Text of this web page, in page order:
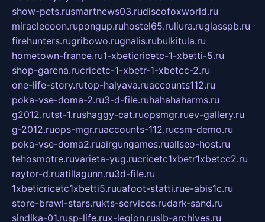
show-pets.rusmartnews03.rudiscofoxworld.ru
miraclecoon.rupongup.ruhostel65.ruliura.ruglasspb.ru
firehunters.rugribowo.rugnalis.rubulkitula.ru
hometown-france.ru1-xbeticricetc-1-xbetti-5.ru
shop-garena.rucricetc-1-xbetr-1-xbetcc-2.ru
one-life-story.rutop-halyava.ruaccounts112.ru
poka-vse-doma-2.ru3-d-file.ruhahahaharms.ru
g2012.rutst-1.rushaggy-cat.ruopsmgr.ruev-gallery.ru
g-2012.ruops-mgr.ruaccounts-112.rucsm-demo.ru
poka-vse-doma2.ruairgungames.ruallseo-host.ru
tehosmotre.ruvarieta-yug.rucricetc1xbetr1xbetcc2.ru
raytor-d.ruatillagunn.ru3d-file.ru
1xbeticricetc1xbetti5.ruuafoot-statti.rue-abis1c.ru
store-brawl-stars.rukts-services.rudark-sand.ru
sindika-01.rusp-life.rux-legion.rusib-archives.ru